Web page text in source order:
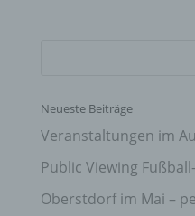
Neueste Beiträge
Veranstaltungen im
Public Viewing
Oberstdorf im Mai –